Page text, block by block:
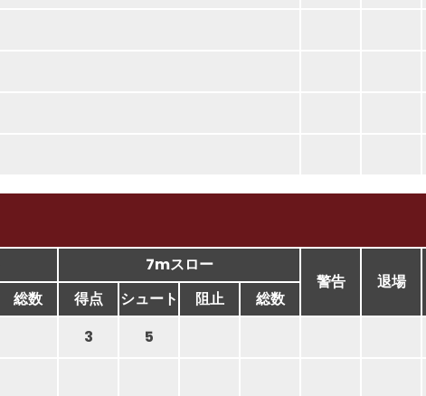
7mスロー
警告
退場
総数 得点 シュート 阻止
総数
3
5